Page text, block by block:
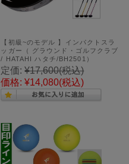
【初級~のモデル 】インパクトスラ
ッガー（ グラウンド・ゴルフクラブ
/ HATAHI ハタチ/BH2501）
定価: ¥17,600(税込)
価格: ¥14,080(税込)